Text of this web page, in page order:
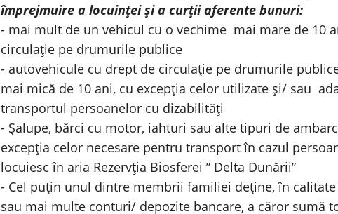
împrejmuire a locuinței și a curții aferente bunuri:
- mai mult de un vehicul cu o vechime mai mare de 10
circulație pe drumurile publice
- autovehicule cu drept de circulație pe drumurile
mai mică de 10 ani, cu excepția celor utilizate și/ sau
transportul persoanelor cu dizabilități
- Șalupe, bărci cu motor, iahturi sau alte tipuri de
excepția celor necesare pentru transport în cazul
locuiesc în aria Rezervția Biosferei ” Delta Dunării”
- Cel puțin unul dintre membrii familiei deține, în
sau mai multe conturi/ depozite bancare, a căror sumă